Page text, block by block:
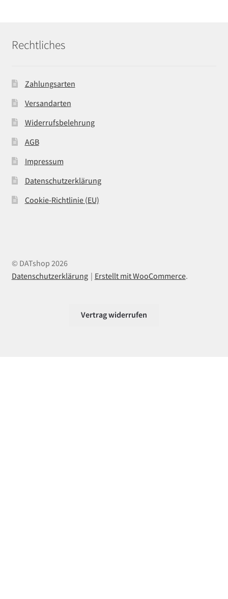
Rechtliches
Zahlungsarten
Versandarten
Widerrufsbelehrung
AGB
Impressum
Datenschutzerklärung
Cookie-Richtlinie (EU)
© DATshop 2026
Datenschutzerklärung
Erstellt mit WooCommerce.
Vertrag widerrufen